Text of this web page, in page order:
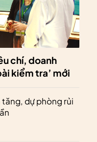
chí, doanh
kiểm tra’ mới
tăng, dự phòng rủi